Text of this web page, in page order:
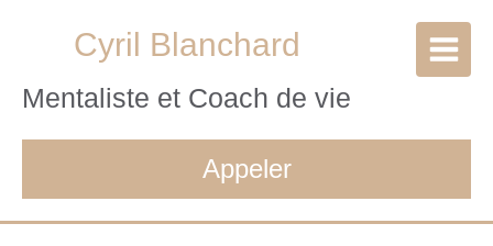
Cyril Blanchard
Mentaliste et Coach de vie
Appeler